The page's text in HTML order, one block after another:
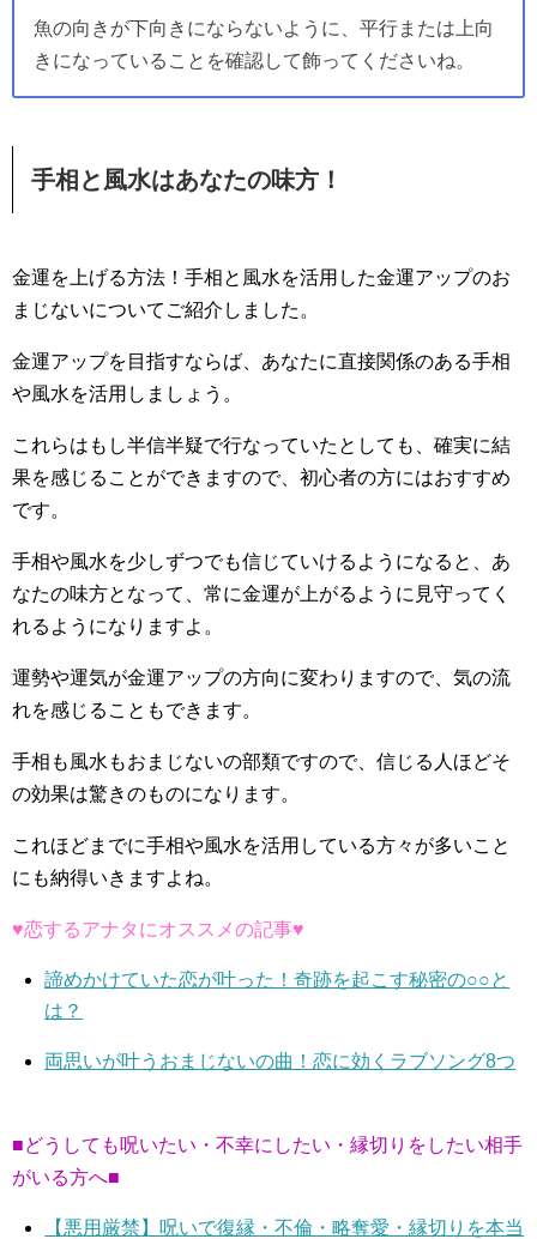
魚の向きが下向きにならないように、平行または上向
きになっていることを確認して飾ってくださいね。
手相と風水はあなたの味方！
金運を上げる方法！手相と風水を活用した金運アップのお
まじないについてご紹介しました。
金運アップを目指すならば、あなたに直接関係のある手相
や風水を活用しましょう。
これらはもし半信半疑で行なっていたとしても、確実に結
果を感じることができますので、初心者の方にはおすすめ
です。
手相や風水を少しずつでも信じていけるようになると、あ
なたの味方となって、常に金運が上がるように見守ってく
れるようになりますよ。
運勢や運気が金運アップの方向に変わりますので、気の流
れを感じることもできます。
手相も風水もおまじないの部類ですので、信じる人ほどそ
の効果は驚きのものになります。
これほどまでに手相や風水を活用している方々が多いこと
にも納得いきますよね。
♥恋するアナタにオススメの記事♥
諦めかけていた恋が叶った！奇跡を起こす秘密の○○と
は？
両思いが叶うおまじないの曲！恋に効くラブソング8つ
■どうしても呪いたい・不幸にしたい・縁切りをしたい相手
がいる方へ■
【悪用厳禁】呪いで復縁・不倫・略奪愛・縁切りを本当